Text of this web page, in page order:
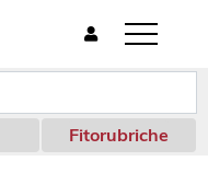
T
o
g
l
e
Fitorubriche